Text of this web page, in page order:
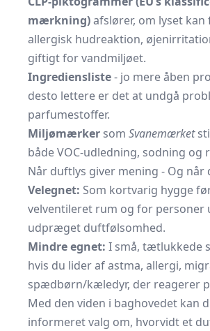
mærkning)afslører, om lyset
allergisk hudreaktion,
giftigt for vandmiljøet.
Ingrediensliste- jo mere åben
desto lettere er det at undgå
parfumestoffer.
Miljømærker som Svanemærket
både VOC-udledning, sodning og
Når duftlys giver mening - Og når
Velegnet: Som kortvarig hygge
velventileret rum og for personer
udpræget duftfølsomhed.
Mindre egnet: I små, tætlukkede
hvis du lider af astma, allergi,
spædbørn/kæledyr, der reagerer
Med den viden i baghovedet kan
informeret valg om, hvorvidt et